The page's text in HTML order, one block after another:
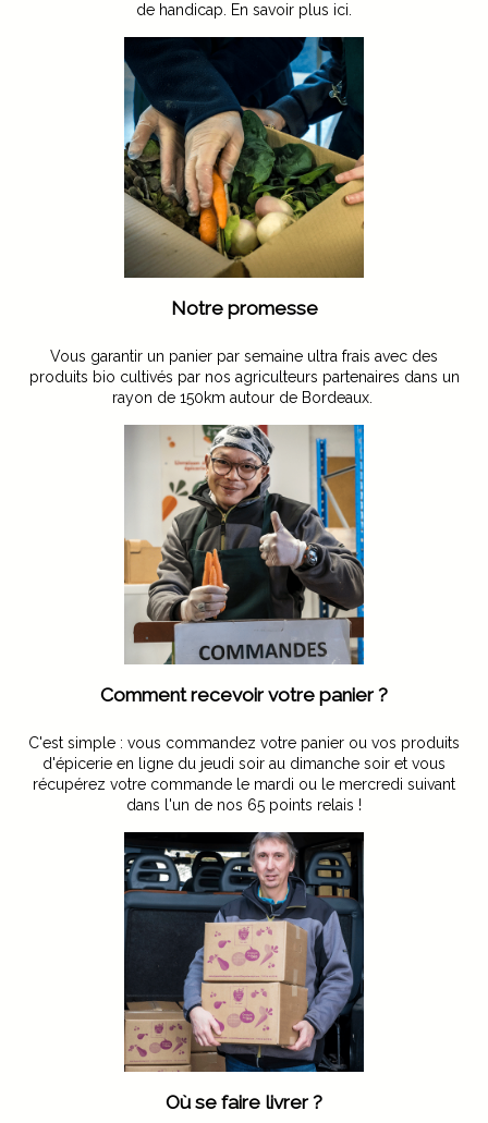
de handicap. En savoir plus ici.
Notre promesse
Vous garantir un panier par semaine ultra frais avec des
produits bio cultivés par nos agriculteurs partenaires dans un
rayon de 150km autour de Bordeaux.
Comment recevoir votre panier ?
C'est simple : vous commandez votre panier ou vos produits
d'épicerie en ligne du jeudi soir au dimanche soir et vous
récupérez votre commande le mardi ou le mercredi suivant
dans l'un de nos 65 points relais !
Où se faire livrer ?